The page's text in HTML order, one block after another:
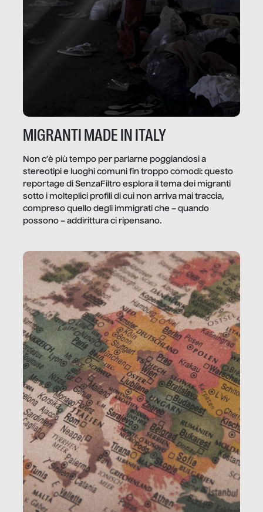
MIGRANTI MADE IN ITALY
Non c’è più tempo per parlarne poggiandosi a
stereotipi e luoghi comuni fin troppo comodi: questo
reportage di SenzaFiltro esplora il tema dei migranti
sotto i molteplici profili di cui non arriva mai traccia,
compreso quello degli immigrati che – quando
possono – addirittura ci ripensano.